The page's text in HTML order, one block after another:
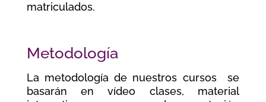
matriculados.
Metodología
La metodología de nuestros cursos se
basarán en vídeo clases, material